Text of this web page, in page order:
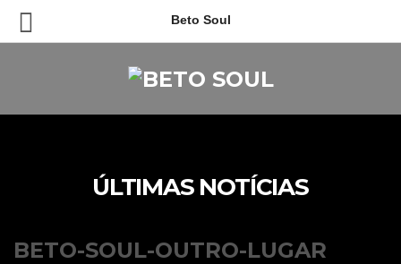
Beto Soul
ÚLTIMAS NOTÍCIAS
BETO-SOUL-OUTRO-LUGAR